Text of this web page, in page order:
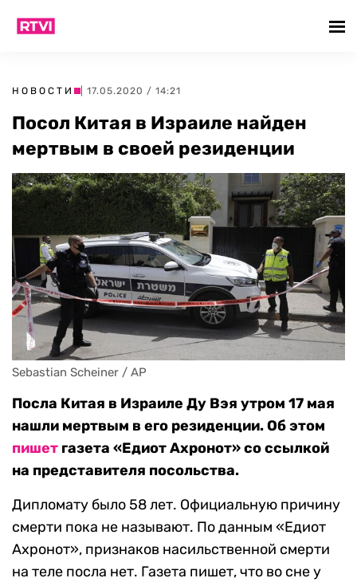
НОВОСТИ | 17.05.2020 / 14:21
Посол Китая в Израиле найден
мертвым в своей резиденции
Sebastian Scheiner / AP
Посла Китая в Израиле Ду Вэя утром 17 мая
нашли мертвым в его резиденции. Об этом
пишет газета «Едиот Ахронот» со ссылкой
на представителя посольства.
Дипломату было 58 лет. Официальную причину
смерти пока не называют. По данным «Едиот
Ахронот», признаков насильственной смерти
на теле посла нет. Газета пишет, что во сне у